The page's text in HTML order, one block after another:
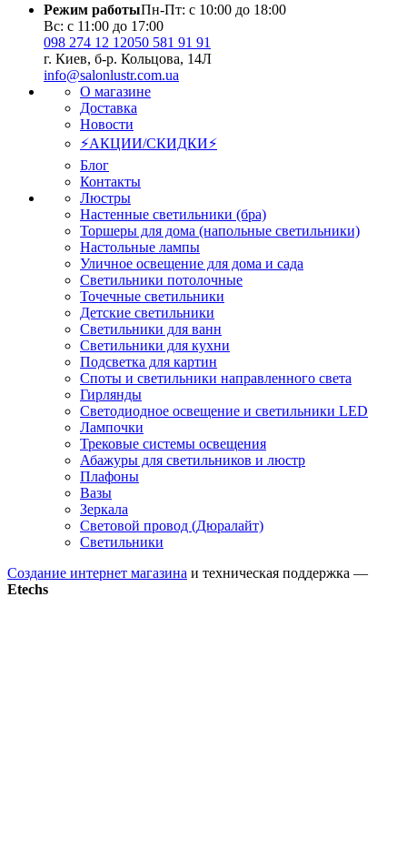
Режим работыПн-Пт: с 10:00 до 18:00
Вс: с 11:00 до 17:00
098 274 12 12050 581 91 91
г. Киев, б-р. Кольцова, 14Л
info@salonlustr.com.ua
О магазине
Доставка
Новости
⚡АКЦИИ/СКИДКИ⚡
Блог
Контакты
Люстры
Настенные светильники (бра)
Торшеры для дома (напольные светильники)
Настольные лампы
Уличное освещение для дома и сада
Светильники потолочные
Точечные светильники
Детские светильники
Светильники для ванн
Светильники для кухни
Подсветка для картин
Споты и светильники направленного света
Гирлянды
Светодиодное освещение и светильники LED
Лампочки
Трековые системы освещения
Абажуры для светильников и люстр
Плафоны
Вазы
Зеркала
Световой провод (Дюралайт)
Светильники
Создание интернет магазина и техническая поддержка —
Etechs